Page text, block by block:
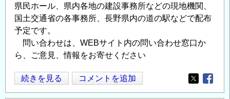
県民ホール、県内各地の建設事務所などの現地機関、
国土交通省の各事務所、長野県内の道の駅などで配布
予定です。
問い合わせは、WEBサイト内の問い合わせ窓口か
ら、ご意見、情報をお寄せください
“信
州
続きを見る コメントを追加
Opens in